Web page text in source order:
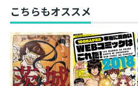
ますので、ワクワク、サクサク覚
す。
こちらもオススメ